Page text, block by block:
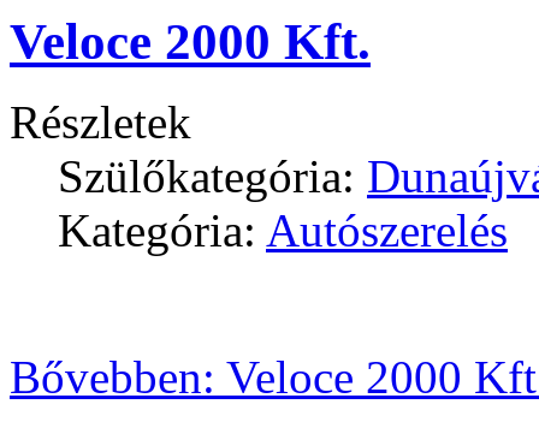
Veloce 2000 Kft.
Részletek
Szülőkategória:
Kategória: Autószerelés
Bővebben: Veloce 2000